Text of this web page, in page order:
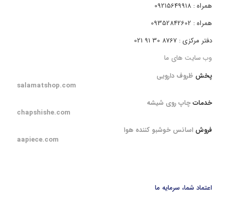
همراه : 09215649918
همراه : 09352842602
دفتر مرکزی : 8767 30 91 021
وب سایت های ما
پخش ظروف دارویی
salamatshop.com
خدماتچاپ روی شیشه
chapshishe.com
فروش اسانس خوشبو کننده هوا
aapiece.com
اعتماد شما، سرمایه ما